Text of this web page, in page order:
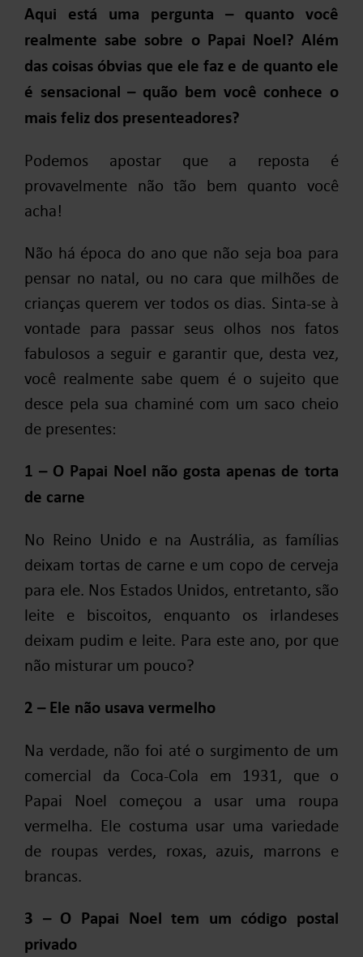
Aqui está uma pergunta – quanto você
realmente sabe sobre o Papai Noel? Além
das coisas óbvias que ele faz e de quanto ele
é sensacional – quão bem você conhece o
mais feliz dos presenteadores?
Podemos apostar que a reposta é
provavelmente não tão bem quanto você
acha!
Não há época do ano que não seja boa para
pensar no natal, ou no cara que milhões de
crianças querem ver todos os dias. Sinta-se à
vontade para passar seus olhos nos fatos
fabulosos a seguir e garantir que, desta vez,
você realmente sabe quem é o sujeito que
desce pela sua chaminé com um saco cheio
de presentes:
1 – O Papai Noel não gosta apenas de torta
de carne
No Reino Unido e na Austrália, as famílias
deixam tortas de carne e um copo de cerveja
para ele. Nos Estados Unidos, entretanto, são
leite e biscoitos, enquanto os irlandeses
deixam pudim e leite. Para este ano, por que
não misturar um pouco?
2 – Ele não usava vermelho
Na verdade, não foi até o surgimento de um
comercial da Coca-Cola em 1931, que o
Papai Noel começou a usar uma roupa
vermelha. Ele costuma usar uma variedade
de roupas verdes, roxas, azuis, marrons e
brancas.
3 – O Papai Noel tem um código postal
privado